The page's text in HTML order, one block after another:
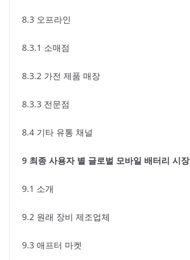
8.3 오프라인
8.3.1 소매점
8.3.2 가전 제품 매장
8.3.3 전문점
8.4 기타 유통 채널
9 최종 사용자 별 글로벌 모바일 배터리 시장
9.1 소개
9.2 원래 장비 제조업체
9.3 애프터 마켓